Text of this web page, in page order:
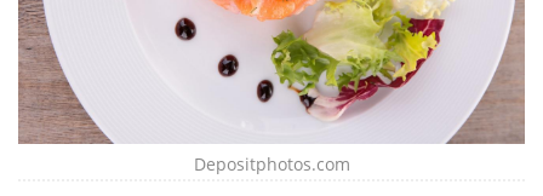
Depositphotos.com